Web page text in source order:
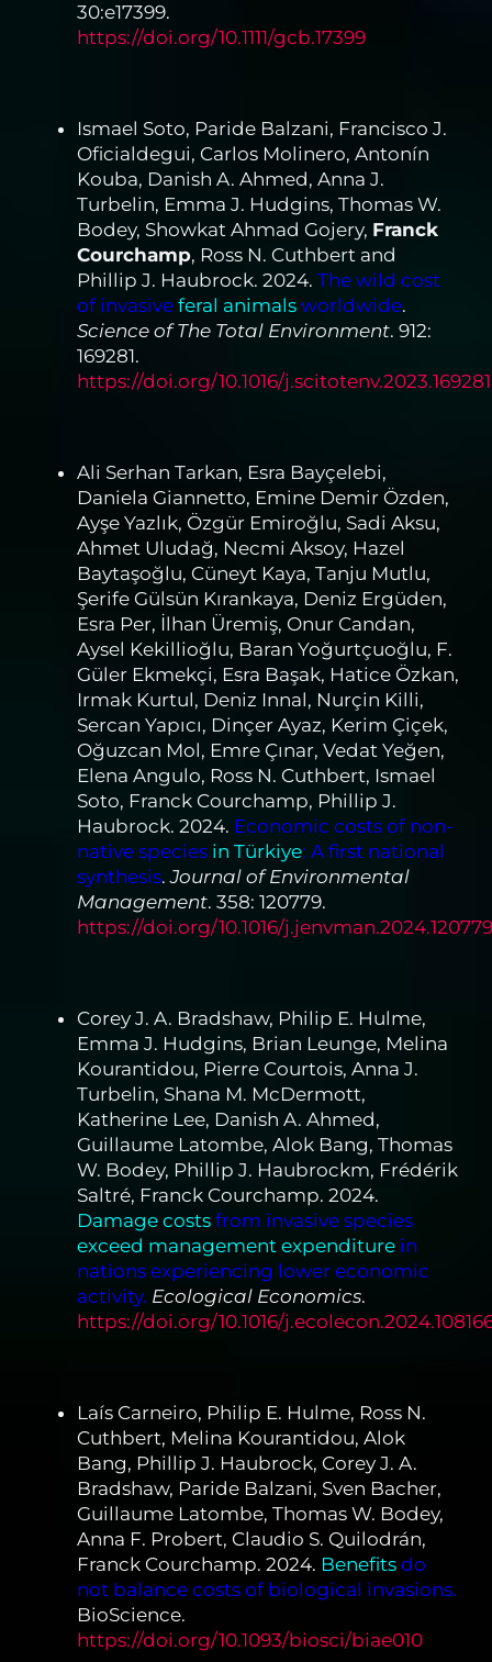
30:e17399.
https://doi.org/10.1111/gcb.17399
Ismael Soto, Paride Balzani, Francisco J.
Oficialdegui, Carlos Molinero, Antonín
Kouba, Danish A. Ahmed, Anna J.
Turbelin, Emma J. Hudgins, Thomas W.
Bodey, Showkat Ahmad Gojery, Franck
Courchamp, Ross N. Cuthbert and
Phillip J. Haubrock. 2024. The wild cost
of invasive feral animalsworldwide.
Science of The Total Environment. 912:
169281.
https://doi.org/10.1016/j.scitotenv.2023.169281
Ali Serhan Tarkan, Esra Bayçelebi,
Daniela Giannetto, Emine Demir Özden,
Ayşe Yazlık, Özgür Emiroğlu, Sadi Aksu,
Ahmet Uludağ, Necmi Aksoy, Hazel
Baytaşoğlu, Cüneyt Kaya, Tanju Mutlu,
Şerife Gülsün Kırankaya, Deniz Ergüden,
Esra Per, İlhan Üremiş, Onur Candan,
Aysel Kekillioğlu, Baran Yoğurtçuoğlu, F.
Güler Ekmekçi, Esra Başak, Hatice Özkan,
Irmak Kurtul, Deniz Innal, Nurçin Killi,
Sercan Yapıcı, Dinçer Ayaz, Kerim Çiçek,
Oğuzcan Mol, Emre Çınar, Vedat Yeğen,
Elena Angulo, Ross N. Cuthbert, Ismael
Soto, Franck Courchamp, Phillip J.
Haubrock. 2024. Economic costs of non-
native species in Türkiye: A first national
synthesis.Journal of Environmental
Management. 358: 120779.
https://doi.org/10.1016/j.jenvman.2024.120779
Corey J. A. Bradshaw, Philip E. Hulme,
Emma J. Hudgins, Brian Leunge, Melina
Kourantidou, Pierre Courtois, Anna J.
Turbelin, Shana M. McDermott,
Katherine Lee, Danish A. Ahmed,
Guillaume Latombe, Alok Bang, Thomas
W. Bodey, Phillip J. Haubrockm, Frédérik
Saltré, Franck Courchamp. 2024.
Damage costs from invasive species
exceed management expenditurein
nations experiencing lower economic
activity. Ecological Economics.
https://doi.org/10.1016/
Laís Carneiro, Philip E. Hulme, Ross N.
Cuthbert, Melina Kourantidou, Alok
Bang, Phillip J. Haubrock, Corey J. A.
Bradshaw, Paride Balzani, Sven Bacher,
Guillaume Latombe, Thomas W. Bodey,
Anna F. Probert, Claudio S. Quilodrán,
Franck Courchamp. 2024. Benefitsdo
not balance costs of biological invasions.
BioScience.
https://doi.org/10.1093/biosci/biae010